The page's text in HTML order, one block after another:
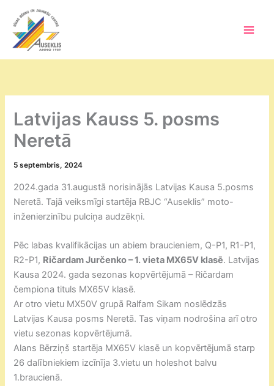
content
Latvijas Kauss 5. posms
Neretā
5 septembris, 2024
2024.gada 31.augustā norisinājās Latvijas Kausa 5.posms
Neretā. Tajā veiksmīgi startēja RBJC “Auseklis” moto-
inženierzinību pulciņa audzēkņi.
Pēc labas kvalifikācijas un abiem braucieniem, Q-P1, R1-P1,
R2-P1, Ričardam Jurčenko – 1. vieta MX65V klasē. Latvijas
Kausa 2024. gada sezonas kopvērtējumā – Ričardam
čempiona tituls MX65V klasē.
Ar otro vietu MX50V grupā Ralfam Sikam noslēdzās
Latvijas Kausa posms Neretā. Tas viņam nodrošina arī otro
vietu sezonas kopvērtējumā.
Alans Bērziņš startēja MX65V klasē un kopvērtējumā starp
26 dalībniekiem izcīnīja 3.vietu un holeshot balvu
1.braucienā.